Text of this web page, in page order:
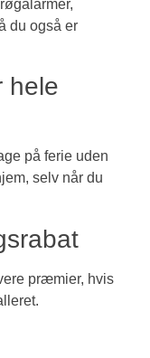
du også er
hele
på ferie uden
selv når du
præmier, hvis